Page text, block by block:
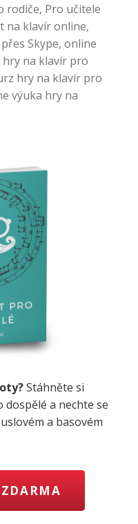
rodiče, Pro učitele
na klavír online,
Skype, online
na klavír pro
hry na klavír pro
výuka hry na
Stáhněte si
dospělé a nechte se
a basovém